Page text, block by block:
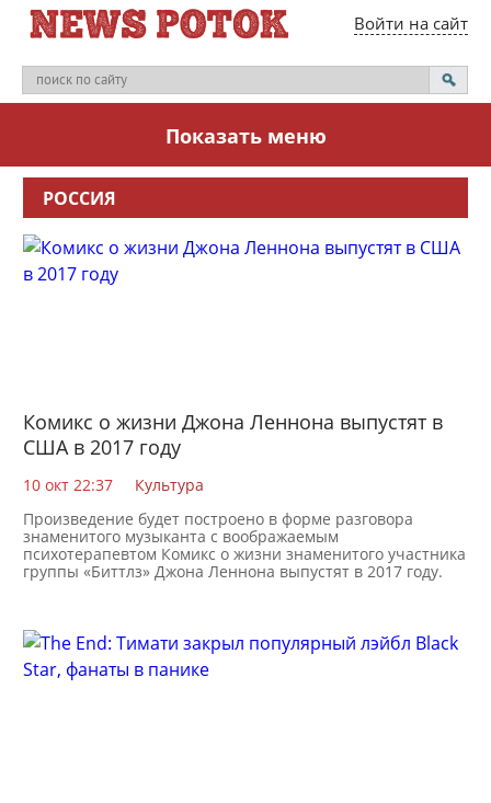
Войти на сайт
Показать меню
РОССИЯ
Комикс о жизни Джона Леннона выпустят в
США в 2017 году
10 окт 22:37
Культура
Произведение будет построено в форме разговора
знаменитого музыканта с воображаемым
психотерапевтом Комикс о жизни знаменитого участника
группы «Биттлз» Джона Леннона выпустят в 2017 году.